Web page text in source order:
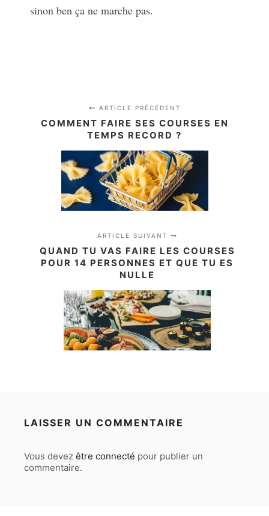
sinon ben ça ne marche pas.
ARTICLE PRÉCÉDENT
COMMENT FAIRE SES COURSES EN
TEMPS RECORD ?
ARTICLE SUIVANT
QUAND TU VAS FAIRE LES COURSES
POUR 14 PERSONNES ET QUE TU ES
NULLE
LAISSER UN COMMENTAIRE
Vous devez être connecté pour publier un
commentaire.